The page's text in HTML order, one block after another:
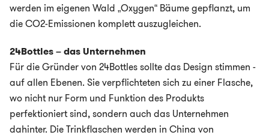
werden im eigenen Wald „Oxygen“ Bäume gepflanzt, um
die CO2-Emissionen komplett auszugleichen.
24Bottles – das Unternehmen
Für die Gründer von 24Bottles sollte das Design stimmen -
auf allen Ebenen. Sie verpflichteten sich zu einer Flasche,
wo nicht nur Form und Funktion des Produkts
perfektioniert sind, sondern auch das Unternehmen
dahinter. Die Trinkflaschen werden in China von